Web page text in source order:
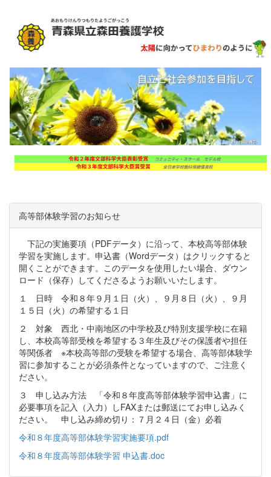
高等部体験学習のお知らせ
下記の実施要項（PDFデータ）に沿って、本校高等部体験
学習を実施します。申込書（Wordデータ）はクリックすると
開くことができます。このデータを使用したい場合、ダウン
ロード（保存）してくださるようお願いいたします。
１ 日時 令和８年９月１日（火）、９月８日（火）、９月
１５日（火）の希望する１日
２ 対象 西北・中南地区の中学校及び特別支援学校に在籍
し、本校高等部受検を希望する３年生及びその保護者や担任
等関係者 ※本校高等部の受験を希望する場合、高等部体験学
習に参加することが必須条件となっていますので、ご注意く
ださい。
３ 申し込み方法 「令和８年度高等部体験学習申込書」に
必要事項を記入（入力）しFAXまたは郵送にてお申し込みく
ださい。 申し込み締め切り：７月２４日（金）必着
令和８年度高等部体験学習実施要項.pdf
令和８年度高等部体験学習 申込書.doc